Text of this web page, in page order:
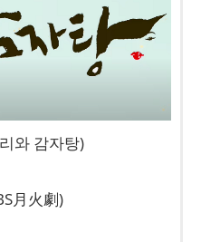
와 감자탕)
月火劇)